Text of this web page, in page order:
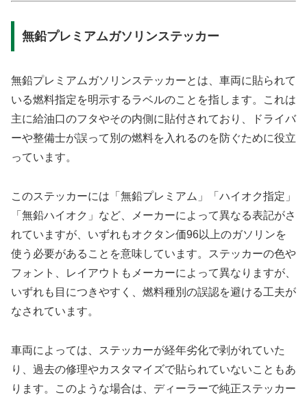
無鉛プレミアムガソリンステッカー
無鉛プレミアムガソリンステッカーとは、車両に貼られて
いる燃料指定を明示するラベルのことを指します。これは
主に給油口のフタやその内側に貼付されており、ドライバ
ーや整備士が誤って別の燃料を入れるのを防ぐために役立
っています。
このステッカーには「無鉛プレミアム」「ハイオク指定」
「無鉛ハイオク」など、メーカーによって異なる表記がさ
れていますが、いずれもオクタン価96以上のガソリンを
使う必要があることを意味しています。ステッカーの色や
フォント、レイアウトもメーカーによって異なりますが、
いずれも目につきやすく、燃料種別の誤認を避ける工夫が
なされています。
車両によっては、ステッカーが経年劣化で剥がれていた
り、過去の修理やカスタマイズで貼られていないこともあ
ります。このような場合は、ディーラーで純正ステッカー